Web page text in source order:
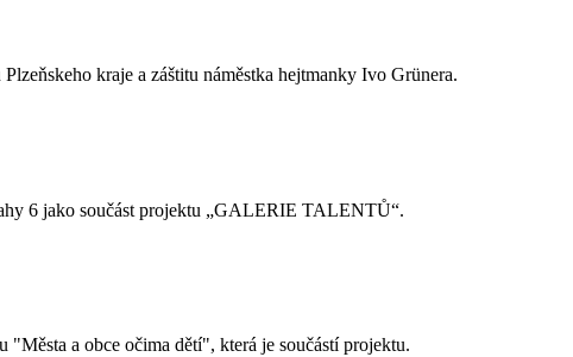
kraje a záštitu náměstka hejtmanky Ivo Grünera.
6 jako součást projektu „GALERIE TALENTŮ“.
a obce očima dětí", která je součástí projektu.